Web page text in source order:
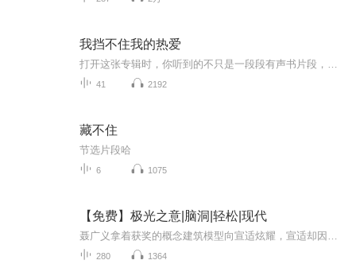
我挡不住我的热爱
41 2192
藏不住
节选片段哈
6 1075
【免费】极光之意|脑洞|轻松|现代
280 1364